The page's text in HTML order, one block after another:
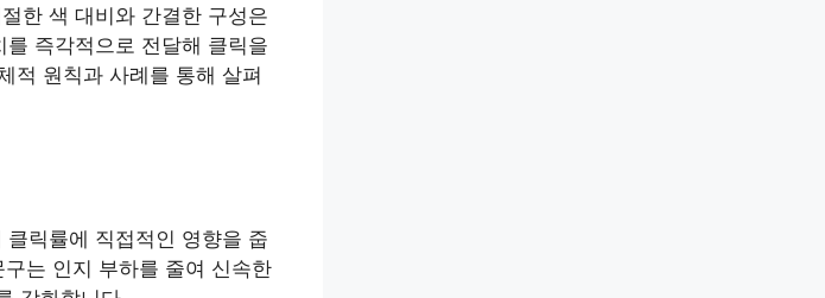
한 색 대비와 간결한 구성은
즉각적으로 전달해 클릭을
적 원칙과 사례를 통해 살펴
릭률에 직접적인 영향을 줍
는 인지 부하를 줄여 신속한